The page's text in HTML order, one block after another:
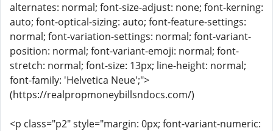
alternates: normal; font-size-adjust: none; font-kerning:
auto; font-optical-sizing: auto; font-feature-settings:
normal; font-variation-settings: normal; font-variant-
position: normal; font-variant-emoji: normal; font-
stretch: normal; font-size: 13px; line-height: normal;
font-family: 'Helvetica Neue';">
(https://realpropmoneybillsndocs.com/)
<p class="p2" style="margin: 0px; font-variant-numeric: